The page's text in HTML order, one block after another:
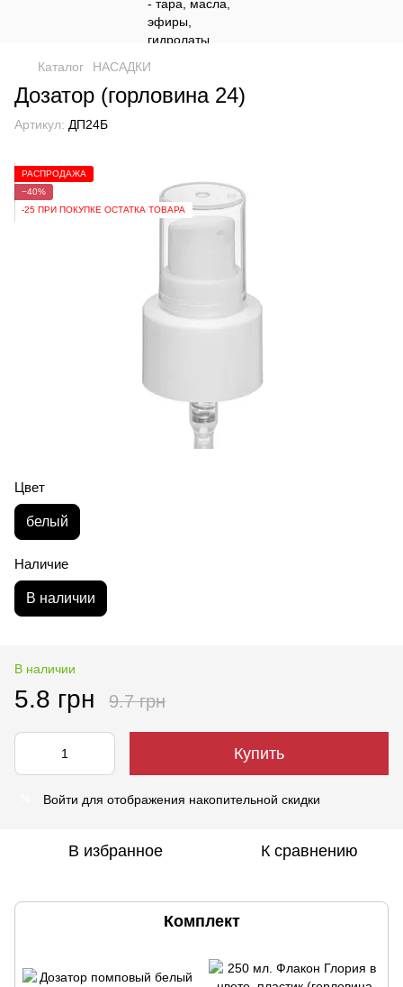
Каталог НАСАДКИ
Дозатор (горловина 24)
Артикул: ДП24Б
РАСПРОДАЖА
−40%
-25 ПРИ ПОКУПКЕ ОСТАТКА ТОВАРА
Цвет
белый
Наличие
В наличии
В наличии
5.8 грн 9.7 грн
Купить
Войти для отображения накопительной скидки
В избранное К сравнению
Комплект